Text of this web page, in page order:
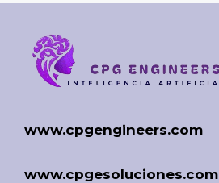
www.cpgengineers.com
www.cpgesoluciones.com